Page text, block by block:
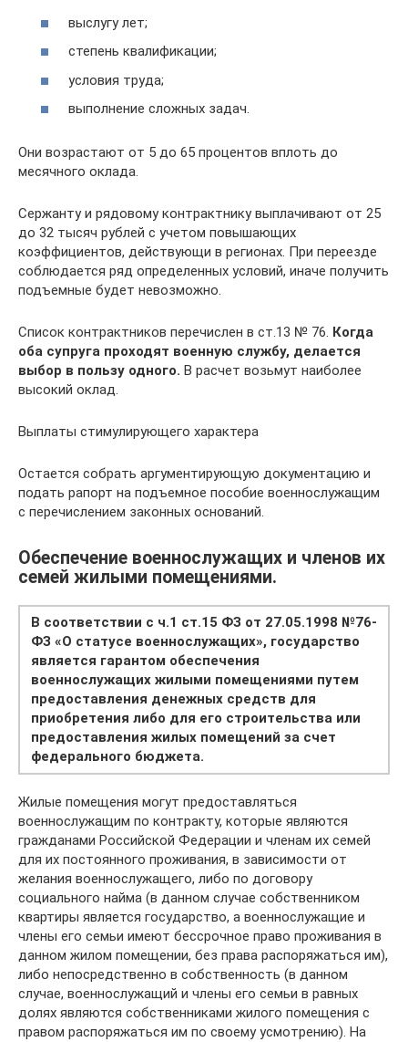
выслугу лет;
степень квалификации;
условия труда;
выполнение сложных задач.
Они возрастают от 5 до 65 процентов вплоть до
месячного оклада.
Сержанту и рядовому контрактнику выплачивают от 25
до 32 тысяч рублей с учетом повышающих
коэффициентов, действующи в регионах. При переезде
соблюдается ряд определенных условий, иначе получить
подъемные будет невозможно.
Список контрактников перечислен в ст.13 № 76. Когда
оба супруга проходят военную службу, делается
выбор в пользу одного. В расчет возьмут наиболее
высокий оклад.
Выплаты стимулирующего характера
Остается собрать аргументирующую документацию и
подать рапорт на подъемное пособие военнослужащим
с перечислением законных оснований.
Обеспечение военнослужащих и членов их
семей жилыми помещениями.
В соответствии с ч.1 ст.15 ФЗ от 27.05.1998 №76-
ФЗ «О статусе военнослужащих», государство
является гарантом обеспечения
военнослужащих жилыми помещениями путем
предоставления денежных средств для
приобретения либо для его строительства или
предоставления жилых помещений за счет
федерального бюджета.
Жилые помещения могут предоставляться
военнослужащим по контракту, которые являются
гражданами Российской Федерации и членам их семей
для их постоянного проживания, в зависимости от
желания военнослужащего, либо по договору
социального найма (в данном случае собственником
квартиры является государство, а военнослужащие и
члены его семьи имеют бессрочное право проживания в
данном жилом помещении, без права распоряжаться им),
либо непосредственно в собственность (в данном
случае, военнослужащий и члены его семьи в равных
долях являются собственниками жилого помещения с
правом распоряжаться им по своему усмотрению). На